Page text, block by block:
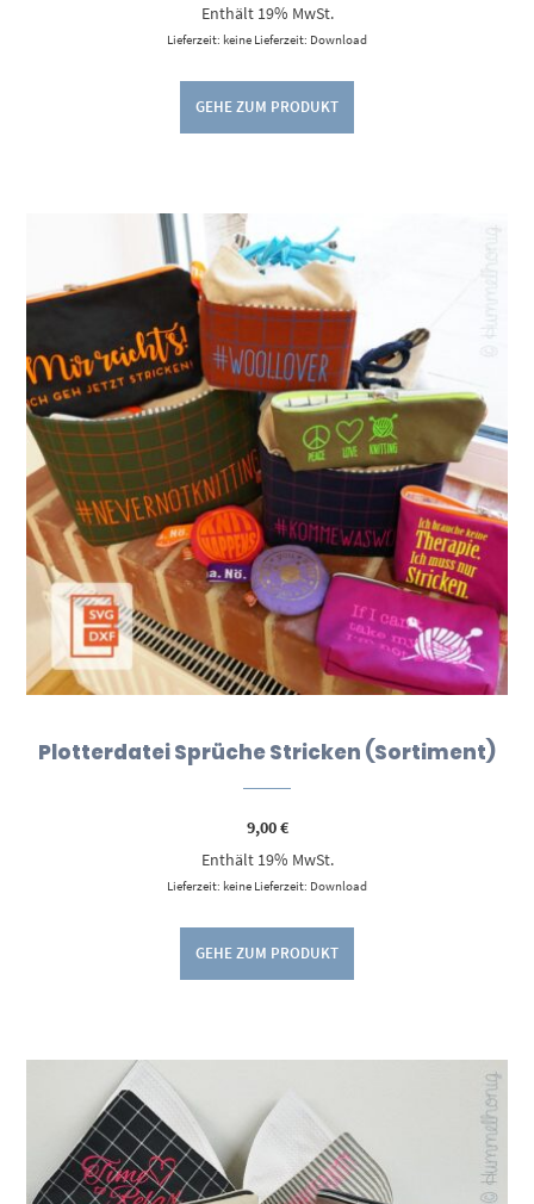
Enthält 19% MwSt.
Lieferzeit: keine Lieferzeit: Download
GEHE ZUM PRODUKT
Plotterdatei Sprüche Stricken (Sortiment)
9,00€
Enthält 19% MwSt.
Lieferzeit: keine Lieferzeit: Download
GEHE ZUM PRODUKT